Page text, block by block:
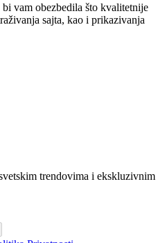
vam obezbedila što kvalitetnije
sajta, kao i prikazivanja
trendovima i ekskluzivnim